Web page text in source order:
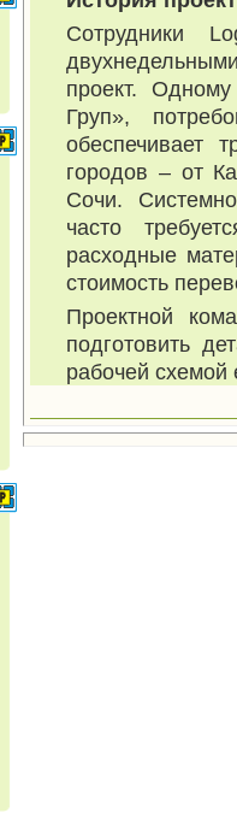
Сотрудники
проект.
Груп»,
обеспечивает
городов – от
Сочи.
часто
расходные
стоимость
Проектной
подготовить
рабочей схемой